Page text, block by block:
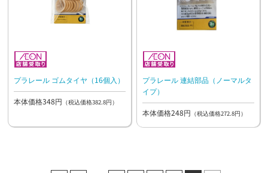
プラレール ゴムタイヤ（16個入）
本体価格348円 （税込価格382.8円）
プラレール 連結部品（ノーマルタ
イプ）
本体価格248円 （税込価格272.8円）